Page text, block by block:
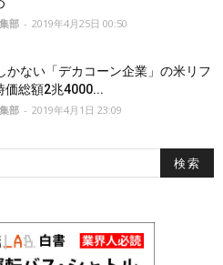
部 - 2019年4月25日 00:50
かない「デカコーン企業」の米リフ
総額2兆4000...
部 - 2019年4月1日 23:09